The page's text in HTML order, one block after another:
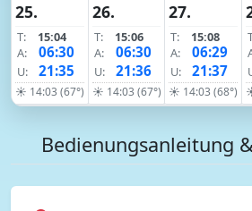
25.
T:
15:04
A:
06:30
U: 21:35
☀ 14:03 (67°)
26.
T:
15:06
A:
06:30
U: 21:36
☀ 14:03 (67°)
27.
T:
15:08
A:
06:29
U: 21:37
☀ 14:03 (68°)
Bedienungsanleitung